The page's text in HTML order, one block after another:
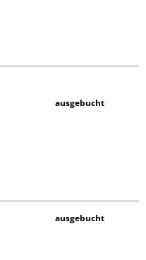
ausgebucht
ausgebucht